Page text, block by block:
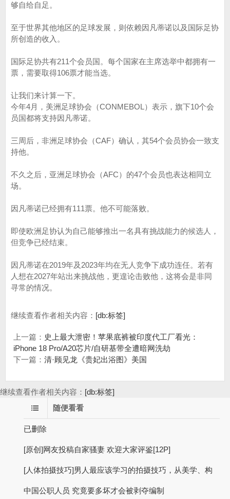
够自给自足。
至于世界其他地区的足球发展，则依赖因凡蒂诺以及国际足协
所创造的收入。
国际足协共有211个会员国。每个国家在主席选举中都拥有一
票，需要取得106票才能当选。
让我们来计算一下。
今年4月，美洲足球协会（CONMEBOL）表示，旗下10个会
员国都将支持因凡蒂诺。
三周后，非洲足球协会（CAF）确认，其54个会员协会一致支
持他。
不久之后，亚洲足球协会（AFC）的47个会员也表达相同立
场。
因凡蒂诺已经拥有111票。他不可能落败。
即使欧洲足协认为自己能够推出一名具有挑战能力的候选人，
但竞争已经结束。
因凡蒂诺在2019年及2023年均在无人竞争下成功连任。若有
人想在2027年站出来挑战他，更遑论击败他，这将会是非同
寻常的情况。
继续查看作者相关内容： [db:标签]
上一篇： 史上最大泄密！苹果底裤被印度代工厂看光：
iPhone 18 Pro/A20芯片/自研基带全遭暗网洗劫
下一篇： 清·顾见龙《贵妃出浴图》美国
继续查看作者相关内容： [db:标签]
随便看看
已删除
[原创]网友投稿自家骚妻 欢迎大家评鉴[12P]
[人体拍摄技巧]男人最应该学习的拍摄技巧，从美学、构
中国公职人员 究竟要多坏才会被剥夺编制